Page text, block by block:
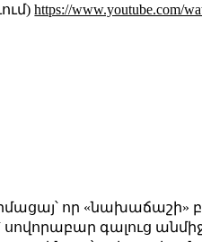
https://www.youtube.com/
որ
գալուց